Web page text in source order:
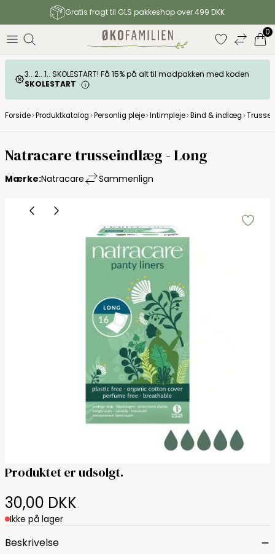
Gratis fragt til GLS pakkeshop over 499 DKK
0
3.. 2.. 1.. SKOLESTART! Få 15% på alt til madpakken med koden
SKOLESTART
Forside Produktkatalog Personlig pleje Intimpleje Bind & indlæg
Natracare trusseindlæg - Long
Mærke:Natracare Sammenlign
Produktet er udsolgt.
30,00 DKK
Ikke på lager
Beskrivelse